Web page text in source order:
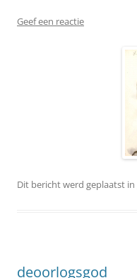
Geef een reactie
Dit bericht werd geplaatst in
deoorlogsgod